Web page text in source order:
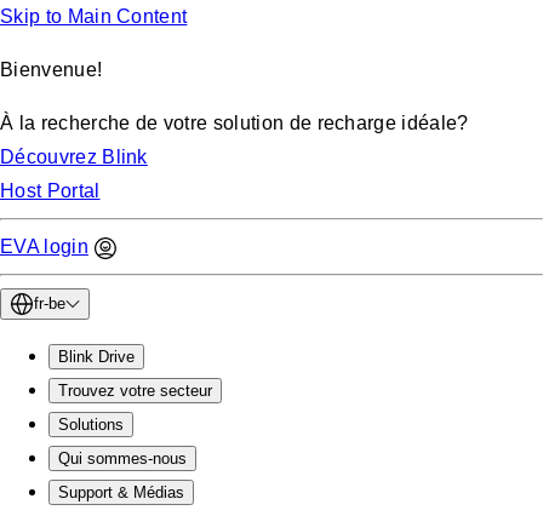
Skip to Main Content
Bienvenue!
À la recherche de votre solution de recharge idéale?
Découvrez Blink
Host Portal
EVA login
fr-be
Blink Drive
Trouvez votre secteur
Solutions
Qui sommes-nous
Support & Médias